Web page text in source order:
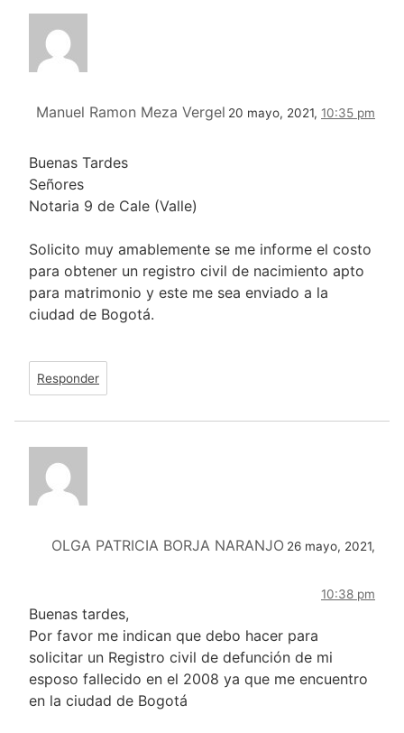
Manuel Ramon Meza Vergel 20 mayo, 2021, 10:35 pm
Buenas Tardes
Señores
Notaria 9 de Cale (Valle)
Solicito muy amablemente se me informe el costo
para obtener un registro civil de nacimiento apto
para matrimonio y este me sea enviado a la
ciudad de Bogotá.
Responder
OLGA PATRICIA BORJA NARANJO 26 mayo, 2021,
10:38 pm
Buenas tardes,
Por favor me indican que debo hacer para
solicitar un Registro civil de defunción de mi
esposo fallecido en el 2008 ya que me encuentro
en la ciudad de Bogotá